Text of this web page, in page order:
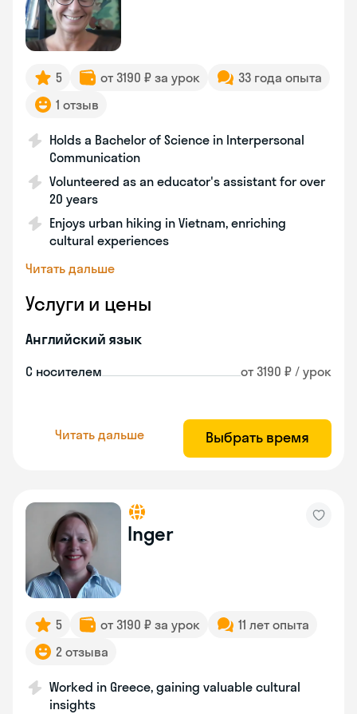
5 от 3190 ₽ за урок
33 года опыта
1 отзыв
Holds a Bachelor of Science in Interpersonal
Communication
Volunteered as an educator's assistant for over
20 years
Enjoys urban hiking in Vietnam, enriching
cultural experiences
Читать дальше
Услуги и цены
Английский язык
С носителем от 3190 ₽ / урок
Читать дальше Выбрать время
Inger
5 от 3190 ₽ за урок
11 лет опыта
2 отзыва
Worked in Greece, gaining valuable cultural
insights